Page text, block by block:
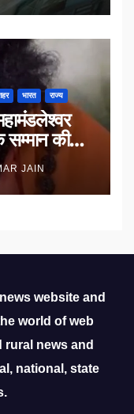
भारत राज्य
सम्मान की
JAIN
website and
world of web
rural news and
national, state